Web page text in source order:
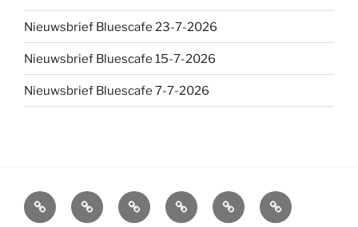
Nieuwsbrief Bluescafe 23-7-2026
Nieuwsbrief Bluescafe 15-7-2026
Nieuwsbrief Bluescafe 7-7-2026
Agenda Boekingen
Bands
Info
en
Socials
Bluescafe
Home
Overlijden
William